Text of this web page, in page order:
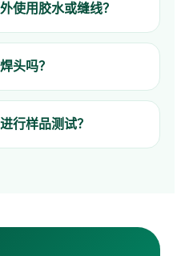
使用胶水或缝线？
头吗？
行样品测试？